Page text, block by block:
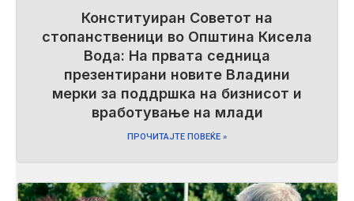
Конституиран Советот на
стопанственици во Општина Кисела
Вода: На првата седница
презентирани новите Владини
мерки за поддршка на бизнисот и
вработување на млади
ПРОЧИТАЈТЕ ПОВЕЌЕ »